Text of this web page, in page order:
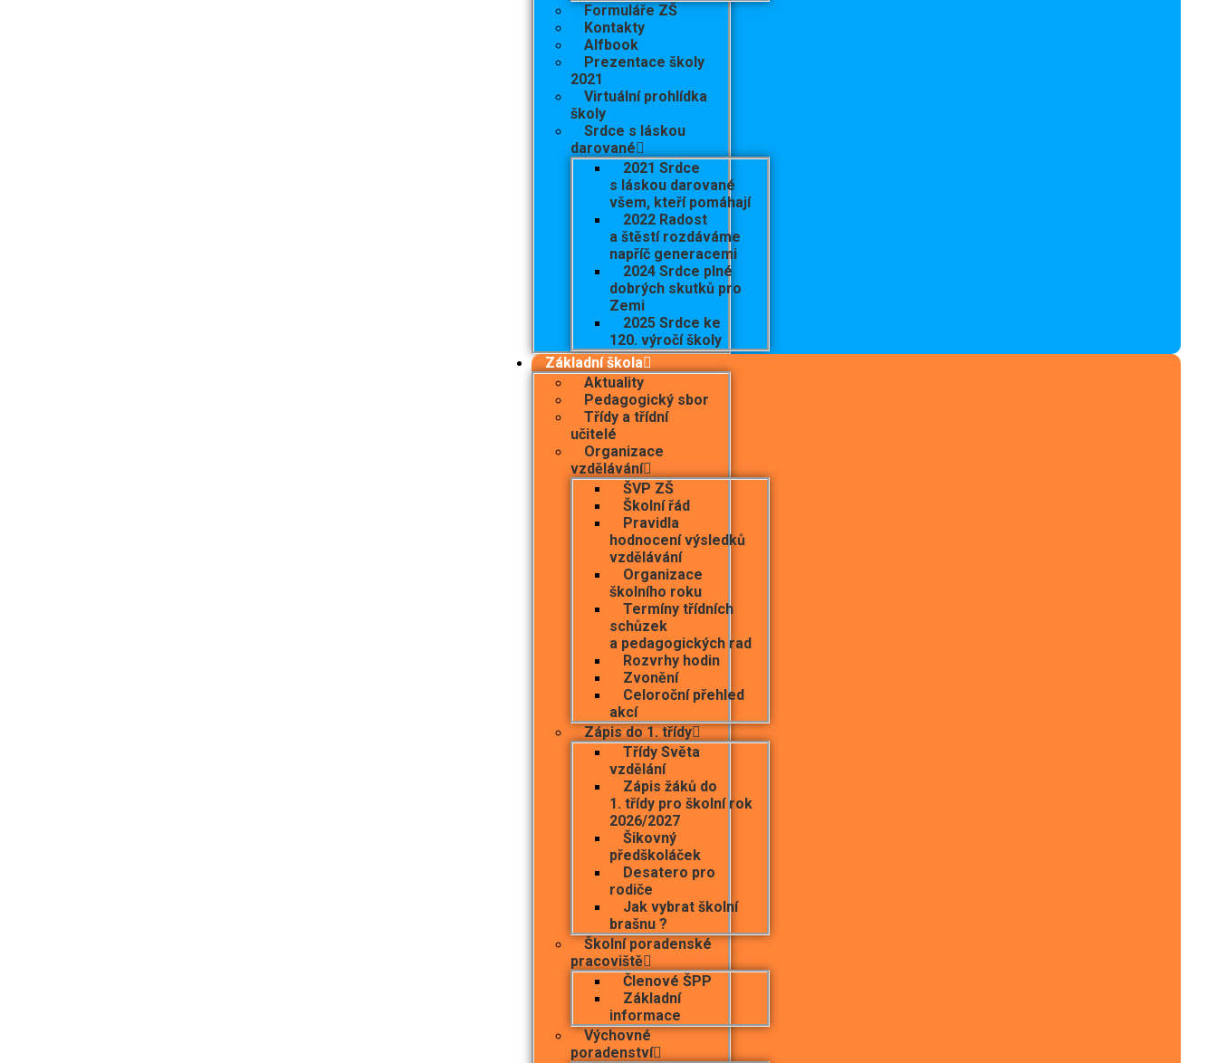
Formuláře ZŠ
Kontakty
Alfbook
Prezentace školy
2021
Virtuální prohlídka
školy
Srdce s láskou
darované
2021 Srdce
s láskou darované
všem, kteří pomáhají
2022 Radost
a štěstí rozdáváme
napříč generacemi
2024 Srdce plné
dobrých skutků pro
Zemi
2025 Srdce ke
120. výročí školy
Základní škola
Aktuality
Pedagogický sbor
Třídy a třídní
učitelé
Organizace
vzdělávání
ŠVP ZŠ
Školní řád
Pravidla
hodnocení výsledků
vzdělávání
Organizace
školního roku
Termíny třídních
schůzek
a pedagogických rad
Rozvrhy hodin
Zvonění
Celoroční přehled
akcí
Zápis do 1. třídy
Třídy Světa
vzdělání
Zápis žáků do
1. třídy pro školní rok
2026/2027
Šikovný
předškoláček
Desatero pro
rodiče
Jak vybrat školní
brašnu ?
Školní poradenské
pracoviště
Členové ŠPP
Základní
informace
Výchovné
poradenství